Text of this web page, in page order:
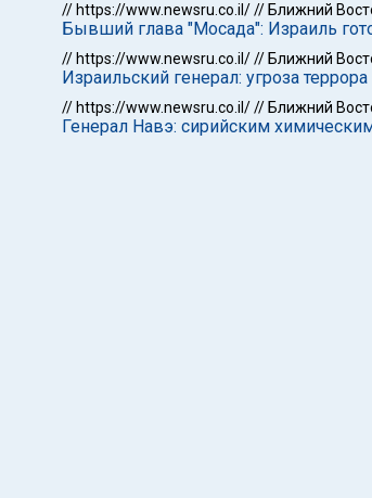
// https://www.newsru.co.il/// Ближний
Бывший глава "Мосада": Израиль
// https://www.newsru.co.il/// Ближний
Израильский генерал: угроза
// https://www.newsru.co.il/// Ближний
Генерал Навэ: сирийским